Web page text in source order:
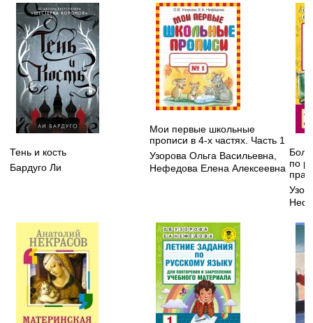
Тень и кость
Бардуго Ли
Мои первые школьные
прописи в 4-х частях. Часть 1
Узорова Ольга Васильевна,
Нефедова Елена Алексеевна по